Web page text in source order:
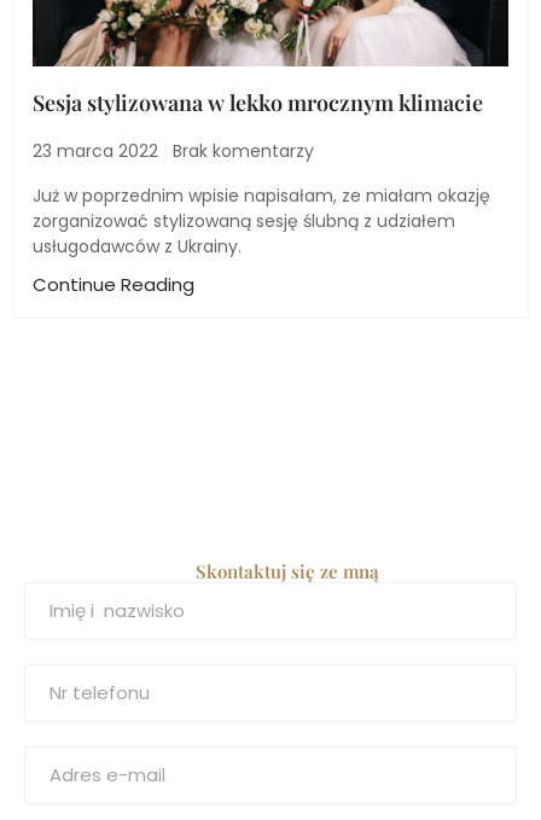
Sesja stylizowana w lekko mrocznym klimacie
23 marca 2022 Brak komentarzy
Już w poprzednim wpisie napisałam, ze miałam okazję
zorganizować stylizowaną sesję ślubną z udziałem
usługodawców z Ukrainy.
Continue Reading
Skontaktuj się ze mną